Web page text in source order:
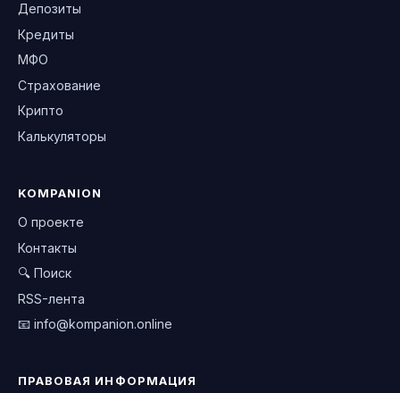
Депозиты
Кредиты
МФО
Страхование
Крипто
Калькуляторы
KOMPANION
О проекте
Контакты
🔍 Поиск
RSS-лента
📧 info@kompanion.online
ПРАВОВАЯ ИНФОРМАЦИЯ